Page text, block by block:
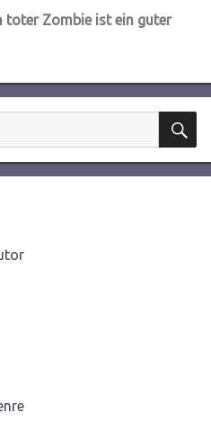
toter Zombie ist ein guter